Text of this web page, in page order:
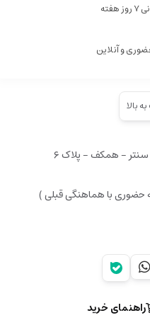
و آنلاین
بالا
سنتر - همکف - پلاک ۶
راهنمای خرید